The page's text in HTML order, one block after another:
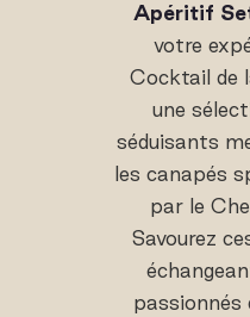
Apéritif
votre
Cocktail de
une
séduisants
les canapés
par le
Savourez
passionnés